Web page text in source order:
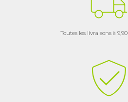
Toutes les livraisons à